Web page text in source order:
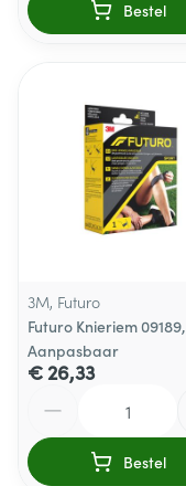
Bestel
3M, Futuro
Futuro Knieriem 09189,
Aanpasbaar
€ 26,33
Bestel